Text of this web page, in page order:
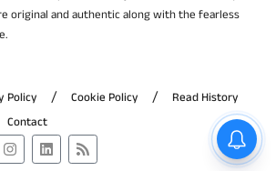
original and authentic along with the fearless
Policy Cookie Policy
Read History
Contact